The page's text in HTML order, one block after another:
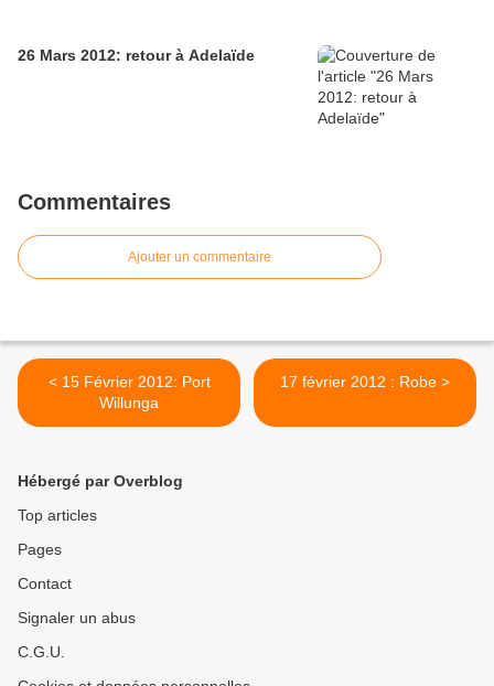
26 Mars 2012: retour à Adelaïde
Commentaires
Ajouter un commentaire
< 15 Février 2012: Port
Willunga
17 février 2012 : Robe >
Hébergé par Overblog
Top articles
Pages
Contact
Signaler un abus
C.G.U.